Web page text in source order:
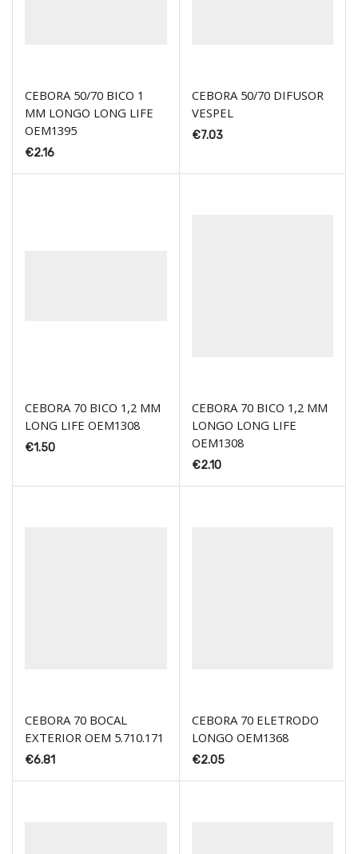
CEBORA 50/70 BICO 1
MM LONGO LONG LIFE
OEM1395
€2.16
CEBORA 50/70 DIFUSOR
VESPEL
€7.03
CEBORA 70 BICO 1,2 MM
LONG LIFE OEM1308
€1.50
CEBORA 70 BICO 1,2 MM
LONGO LONG LIFE
OEM1308
€2.10
CEBORA 70 BOCAL
EXTERIOR OEM 5.710.171
€6.81
CEBORA 70 ELETRODO
LONGO OEM1368
€2.05